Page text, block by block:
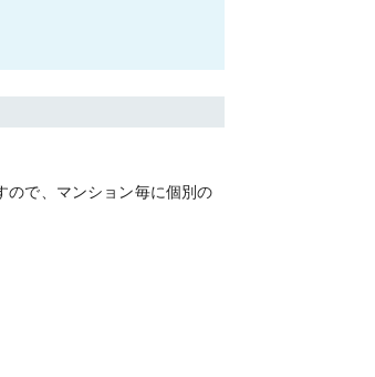
ので、マンション毎に個別の